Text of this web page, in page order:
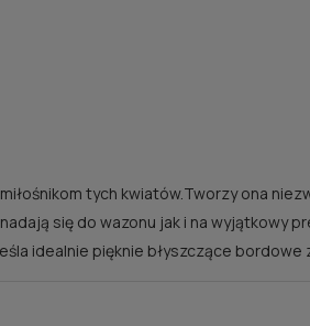
tych kwiatów.Tworzy ona
się do wazonu jak i na wyjątkowy
idealnie pięknie błyszczące bordowe